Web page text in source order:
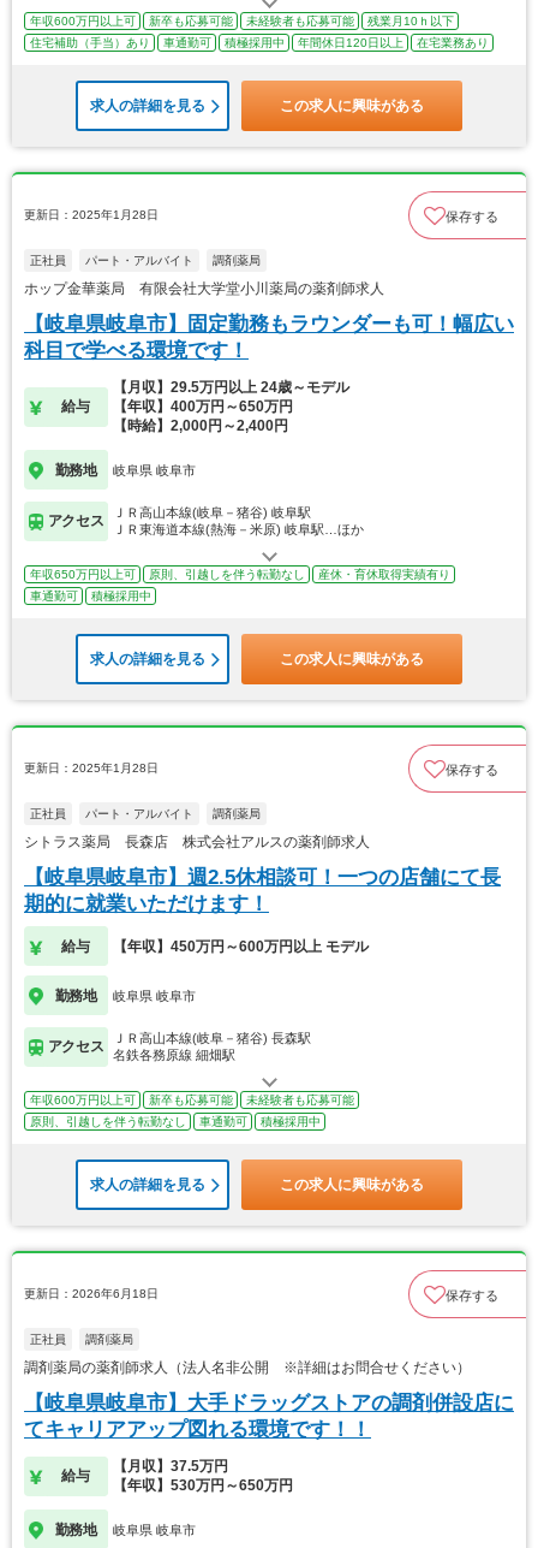
年収600万円以上可 新卒も応募可能 未経験者も応募可能
残業月10ｈ以下
住宅補助（手当）あり
車通勤可 積極採用中 年間休日120日以上 在宅業務あり
求人の詳細を見る この求人に興味がある
更新日：2025年1月28日 保存する
正社員 パート・アルバイト 調剤薬局
ホップ金華薬局 有限会社大学堂小川薬局の薬剤師求人
【岐阜県岐阜市】固定勤務もラウンダーも可！幅広い
科目で学べる環境です！
給与
【月収】29.5万円以上 24歳～モデル
【年収】400万円～650万円
【時給】2,000円～2,400円
勤務地 岐阜県 岐阜市
アクセス
ＪＲ高山本線(岐阜－猪谷) 岐阜駅
ＪＲ東海道本線(熱海－米原) 岐阜駅…ほか
年収650万円以上可 原則、引越しを伴う転勤なし
産休・育休取得実績有り
車通勤可
積極採用中
求人の詳細を見る この求人に興味がある
更新日：2025年1月28日 保存する
正社員 パート・アルバイト 調剤薬局
シトラス薬局 長森店 株式会社アルスの薬剤師求人
【岐阜県岐阜市】週2.5休相談可！一つの店舗にて長
期的に就業いただけます！
給与 【年収】450万円～600万円以上 モデル
勤務地 岐阜県 岐阜市
アクセス
ＪＲ高山本線(岐阜－猪谷) 長森駅
名鉄各務原線 細畑駅
年収600万円以上可 新卒も応募可能
未経験者も応募可能
原則、引越しを伴う転勤なし
車通勤可 積極採用中
求人の詳細を見る この求人に興味がある
更新日：2026年6月18日 保存する
正社員 調剤薬局
調剤薬局の薬剤師求人（法人名非公開 ※詳細はお問合せください）
【岐阜県岐阜市】大手ドラッグストアの調剤併設店に
てキャリアアップ図れる環境です！！
給与
【月収】37.5万円
【年収】530万円～650万円
勤務地 岐阜県 岐阜市